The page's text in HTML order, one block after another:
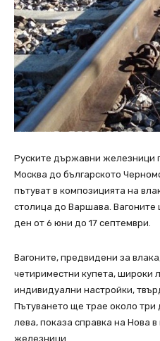
Руските държавни железници
Москва до българското
пътуват в композицията на
столица до Варшава. Вагоните
ден от 6 юни до 17 септември.
Вагоните, предвидени за
четириместни купета, широки
индивидуални настройки,
Пътуването ще трае около
лева, показа справка на Нова
железници.